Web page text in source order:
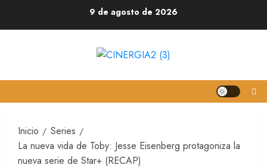
9 de agosto de 2026
Inicio
Series
La nueva vida de Toby: Jesse Eisenberg protagoniza la
nueva serie de Star+ (RECAP)